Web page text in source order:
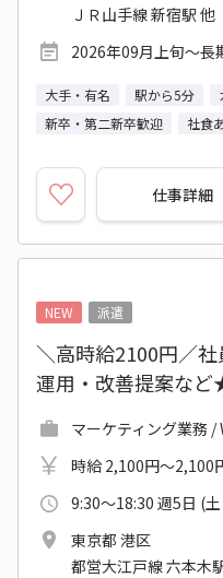
ＪＲ山手線 新宿駅 他
2026年09月上旬～長
大手・有名 駅から5分
新卒・第二新卒歓迎
社食
仕事詳細
NEW
派遣
＼高時給2100円／
運用・改善提案な
マーケティング業務
時給 2,100円～2,100
9:30～18:30 週5日 (
東京都 港区
都営大江戸線 六本木